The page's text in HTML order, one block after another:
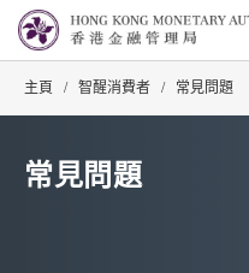
主頁 / 智醒消費者 / 常見問題
常見問題